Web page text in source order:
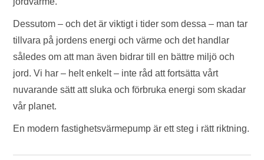
Dessutom – och det är viktigt i tider som dessa – man tar
tillvara på jordens energi och värme och det handlar
således om att man även bidrar till en bättre miljö och
jord. Vi har – helt enkelt – inte råd att fortsätta vårt
nuvarande sätt att sluka och förbruka energi som skadar
vår planet.
En modern fastighetsvärmepump är ett steg i rätt riktning.